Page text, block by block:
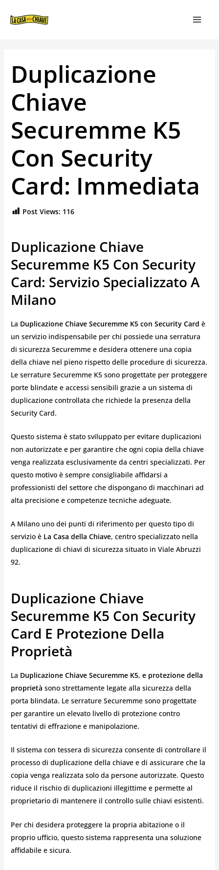
Duplicazione
Chiave
Securemme K5
Con Security
Card: Immediata
Post Views: 116
Duplicazione Chiave
Securemme K5 Con Security
Card: Servizio Specializzato A
Milano
La Duplicazione Chiave Securemme K5 con Security Card è
un servizio indispensabile per chi possiede una serratura
di sicurezza Securemme e desidera ottenere una copia
della chiave nel pieno rispetto delle procedure di sicurezza.
Le serrature Securemme K5 sono progettate per proteggere
porte blindate e accessi sensibili grazie a un sistema di
duplicazione controllata che richiede la presenza della
Security Card.
Questo sistema è stato sviluppato per evitare duplicazioni
non autorizzate e per garantire che ogni copia della chiave
venga realizzata esclusivamente da centri specializzati. Per
questo motivo è sempre consigliabile affidarsi a
professionisti del settore che dispongano di macchinari ad
alta precisione e competenze tecniche adeguate.
A Milano uno dei punti di riferimento per questo tipo di
servizio è La Casa della Chiave, centro specializzato nella
duplicazione di chiavi di sicurezza situato in Viale Abruzzi
92.
Duplicazione Chiave
Securemme K5 Con Security
Card E Protezione Della
Proprietà
La Duplicazione Chiave Securemme K5, e protezione della
proprietà sono strettamente legate alla sicurezza della
porta blindata. Le serrature Securemme sono progettate
per garantire un elevato livello di protezione contro
tentativi di effrazione e manipolazione.
Il sistema con tessera di sicurezza consente di controllare il
processo di duplicazione della chiave e di assicurare che la
copia venga realizzata solo da persone autorizzate. Questo
riduce il rischio di duplicazioni illegittime e permette al
proprietario di mantenere il controllo sulle chiavi esistenti.
Per chi desidera proteggere la propria abitazione o il
proprio ufficio, questo sistema rappresenta una soluzione
affidabile e sicura.
ARTICOLI